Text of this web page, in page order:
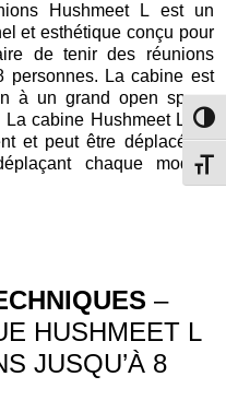
Hushmeet L est un
et esthétique conçu pour
de tenir des réunions
personnes. La cabine est
à un grand open space
La cabine Hushmeet L est
et peut être déplacée à
chaque module
–
HUSHMEET L
JUSQU’À 8